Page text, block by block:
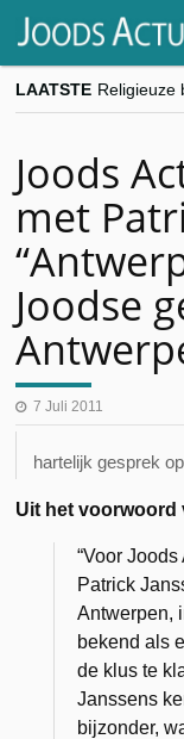
LAATSTE
Joods
met
Joodse
7 Juli 2011
hartelijk gesprek
Uit het voorwoord
“Voor
Patrick
Antwerpen,
bekend als
de klus te
Janssens
bijzonder,